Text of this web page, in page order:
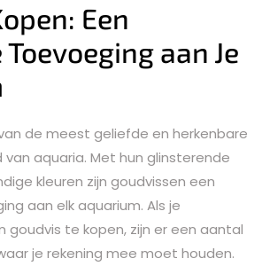
Een
aan Je
de meest geliefde en herkenbare
van aquaria. Met hun glinsterende
kleuren zijn goudvissen een
aan elk aquarium. Als je
goudvis te kopen, zijn er een aantal
je rekening mee moet houden.